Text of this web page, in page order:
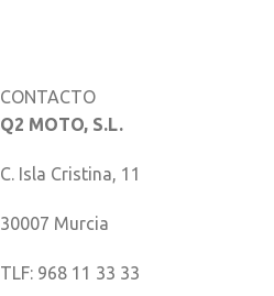
CONTACTO
Q2 MOTO, S.L.
C. Isla Cristina, 11
30007 Murcia
TLF: 968 11 33 33